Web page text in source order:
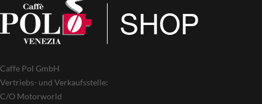
Caffe Pol GmbH
Vertriebs- und Verkaufsstelle:
C/O Motorworld